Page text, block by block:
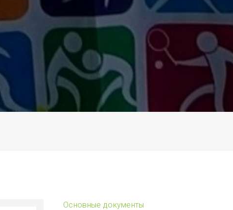
Основные документы